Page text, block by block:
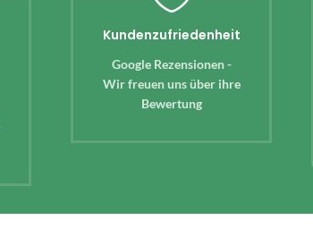
Kundenzufriedenheit
Google Rezensionen -
Wir freuen uns über ihre
Bewertung